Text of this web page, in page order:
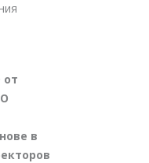
от
в